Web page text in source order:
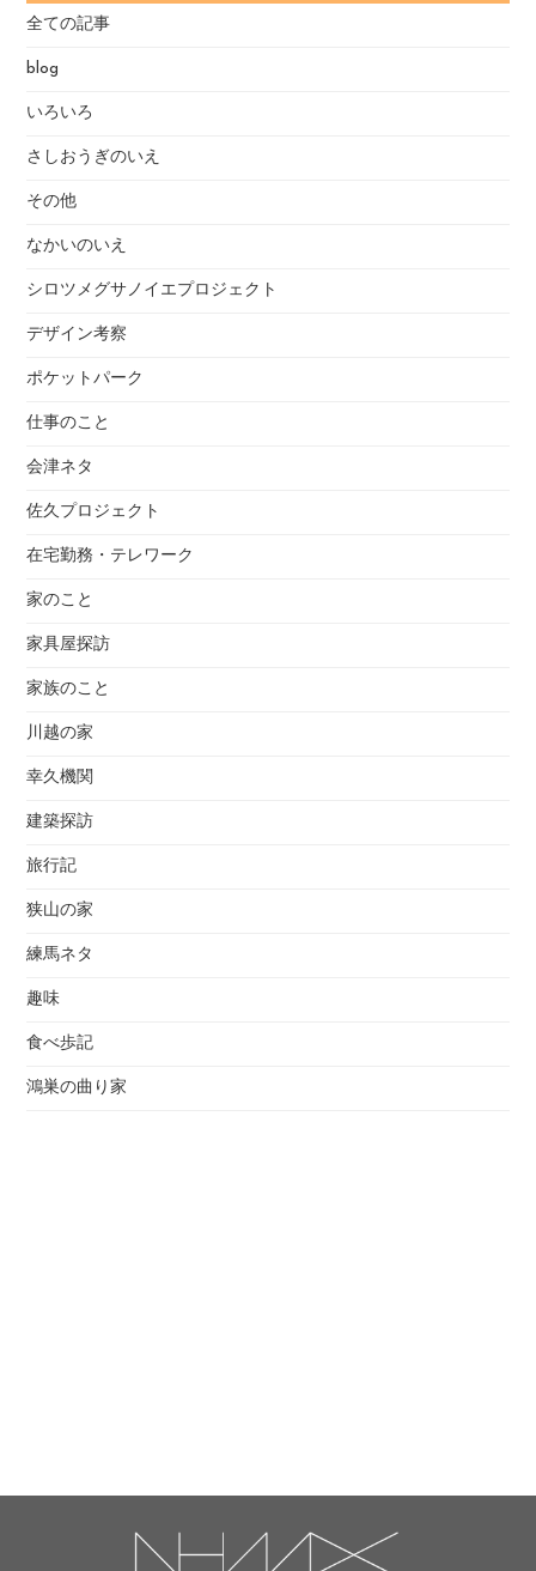
全ての記事
blog
いろいろ
さしおうぎのいえ
その他
なかいのいえ
シロツメグサノイエプロジェクト
デザイン考察
ポケットパーク
仕事のこと
会津ネタ
佐久プロジェクト
在宅勤務・テレワーク
家のこと
家具屋探訪
家族のこと
川越の家
幸久機関
建築探訪
旅行記
狭山の家
練馬ネタ
趣味
食べ歩記
鴻巣の曲り家